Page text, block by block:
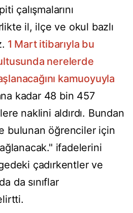
çalışmalarını
il, ilçe ve okul bazlı
1 Mart itibarıyla bu
nerelerde
kamuoyuyla
kadar 48 bin 457
naklini aldırdı. Bundan
bulunan öğrenciler için
ifadelerini
çadırkentler ve
da sınıflar